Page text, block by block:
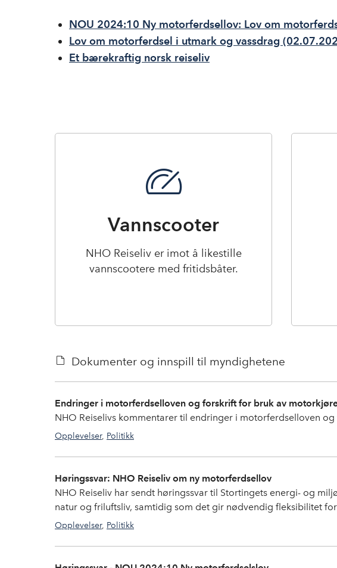
NOU 2024:10 Ny motorferdsellov: Lov om
Lov om motorferdsel i utmark og vassdrag
Et bærekraftig norsk reiseliv
Vannscooter
NHO Reiseliv er imot å likestille
vannscootere med fritidsbåter.
Dokumenter og innspill til myndighetene
Endringer i motorferdselloven og forskrift for bruk av
NHO Reiselivs kommentarer til endringer i motorferdselloven
Opplevelser, Politikk
Høringssvar: NHO Reiseliv om ny motorferdsellov
NHO Reiseliv har sendt høringssvar til Stortingets energi- og
natur og friluftsliv, samtidig som det gir nødvendig fleksibilitet
Opplevelser, Politikk